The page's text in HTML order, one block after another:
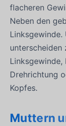
flacheren
Neben den
Linksgewinde.
unterscheiden
Linksgewinde,
Drehrichtung
Kopfes.
Muttern